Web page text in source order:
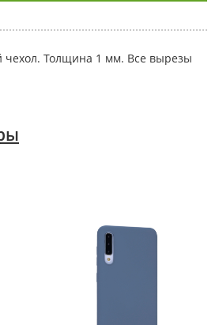
чехол. Толщина 1 мм. Все вырезы